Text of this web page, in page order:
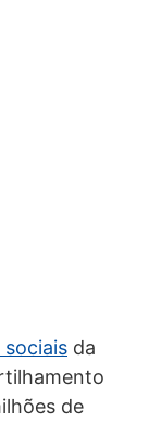
sociais da
de